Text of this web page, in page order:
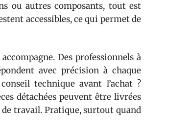
ou autres composants, tout est
accessibles, ce qui permet de
Des professionnels à
avec précision à chaque
technique avant l’achat ?
détachées peuvent être livrées
travail. Pratique, surtout quand